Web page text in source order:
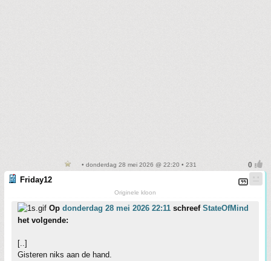
• donderdag 28 mei 2026 @ 22:20 • 231
Friday12
Originele kloon
Op donderdag 28 mei 2026 22:11 schreef StateOfMind
het volgende:
[..]
Gisteren niks aan de hand.